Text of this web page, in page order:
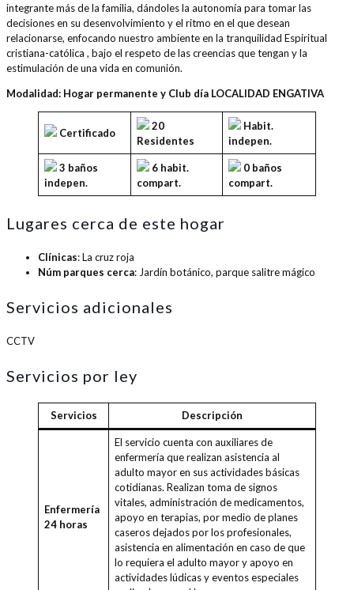
integrante más de la familia, dándoles la autonomía para tomar las
decisiones en su desenvolvimiento y el ritmo en el que desean
relacionarse, enfocando nuestro ambiente en la tranquilidad Espiritual
cristiana-católica , bajo el respeto de las creencias que tengan y la
estimulación de una vida en comunión.
Modalidad: Hogar permanente y Club día LOCALIDAD ENGATIVA
Certificado
20
Residentes
Habit.
indepen.
3 baños
indepen.
6 habit.
compart.
0 baños
compart.
Lugares cerca de este hogar
Clínicas: La cruz roja
Núm parques cerca: Jardín botánico, parque salitre mágico
Servicios adicionales
CCTV
Servicios por ley
Servicios Descripción
Enfermería
24 horas
El servicio cuenta con auxiliares de
enfermería que realizan asistencia al
adulto mayor en sus actividades básicas
cotidianas. Realizan toma de signos
vitales, administración de medicamentos,
apoyo en terapias, por medio de planes
caseros dejados por los profesionales,
asistencia en alimentación en caso de que
lo requiera el adulto mayor y apoyo en
actividades lúdicas y eventos especiales